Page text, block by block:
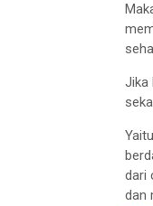
Jika
dari
dan